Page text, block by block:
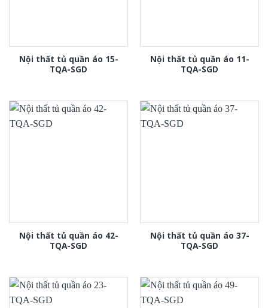
Nội thất tủ quần áo 15-
TQA-SGD
Nội thất tủ quần áo 11-
TQA-SGD
Nội thất tủ quần áo 42-
TQA-SGD
Nội thất tủ quần áo 37-
TQA-SGD